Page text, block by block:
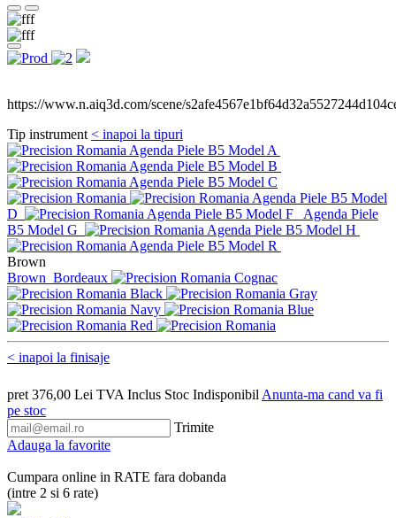
https://www.n.aiq3d.com/scene/
Tip instrument < inapoi la tipuri
Agenda Piele B5 Model A
Agenda Piele B5 Model B
Agenda Piele B5 Model C
Agenda Piele B5 Model
D
Agenda Piele B5 Model F
Agenda Piele
B5 Model G
Agenda Piele B5 Model H
Agenda Piele B5 Model R
Brown
Brown Bordeaux
Cognac
Black
Gray
Navy
Blue
Red
< inapoi la finisaje
pret 376,00 Lei TVA Inclus Stoc Indisponibil Anunta-ma cand va fi
pe stoc
Trimite
Adauga la favorite
Cumpara online in RATE fara dobanda
(intre 2 si 6 rate)